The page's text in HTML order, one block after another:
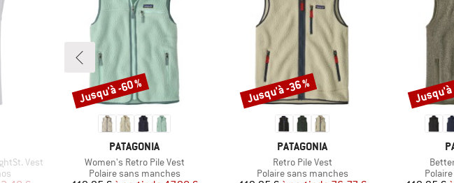
Vest
MARQUE
PATAGONIA
Article
Women's Retro Pile Vest
Product group
Polaire sans manches
Remise
Jusqu'à -60 %
MARQUE
PATAGONIA
Article
Retro Pile Vest
Product group
Polaire sans manches
Remise
Jusqu'à -36 %
Article
Remise